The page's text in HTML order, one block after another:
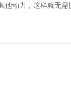
他动力，这样就无需